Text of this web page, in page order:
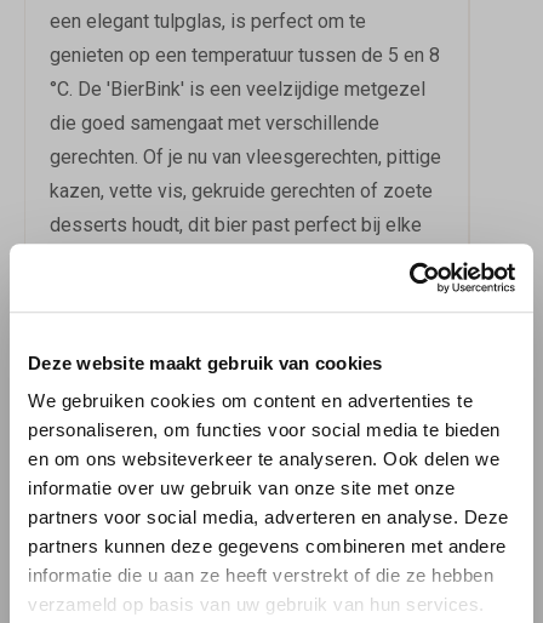
Deze website maakt gebruik van cookies
We gebruiken cookies om content en advertenties te
personaliseren, om functies voor social media te bieden
en om ons websiteverkeer te analyseren. Ook delen we
informatie over uw gebruik van onze site met onze
partners voor social media, adverteren en analyse. Deze
partners kunnen deze gegevens combineren met andere
informatie die u aan ze heeft verstrekt of die ze hebben
verzameld op basis van uw gebruik van hun services.
een elegant tulpglas, is perfect om te
genieten op een temperatuur tussen de 5 en 8
°C. De 'BierBink' is een veelzijdige metgezel
die goed samengaat met verschillende
gerechten. Of je nu van vleesgerechten, pittige
kazen, vette vis, gekruide gerechten of zoete
desserts houdt, dit bier past perfect bij elke
van 6,5, is de 'BierBink' een bier dat je niet wilt
missen. Bestel nu je eigen flesje 'BierBink' en
beleef de verrukking van dit Belgische
meesterwerk bij jou thuis. Proost!Meer over
de bierstijl Blond.
Download The Musketeer Troubadour Blond informatie